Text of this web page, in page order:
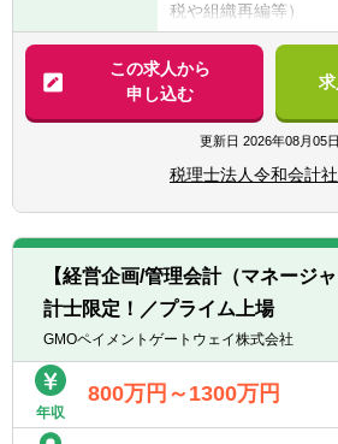
税や組織再編等）
・税金計算
・各種税務申告書作成
・年末調整、確定申
・法人設立に関する
・M＆A業務（税務DD
様々な企業の税務業
めます。
※税務関連の業務100
【同社で働くポイント
・大手・上場企業の
きます。
・一部ではなくクラ
て携わることができ
この求人から
申し込む
更新日 2026年08月05日
税理士法人令和会計
【経営企画/管理会計（マネージ
計士限定！／プライム上場
GMOペイメントゲートウェイ株式会社
年収
800万円～1300万円